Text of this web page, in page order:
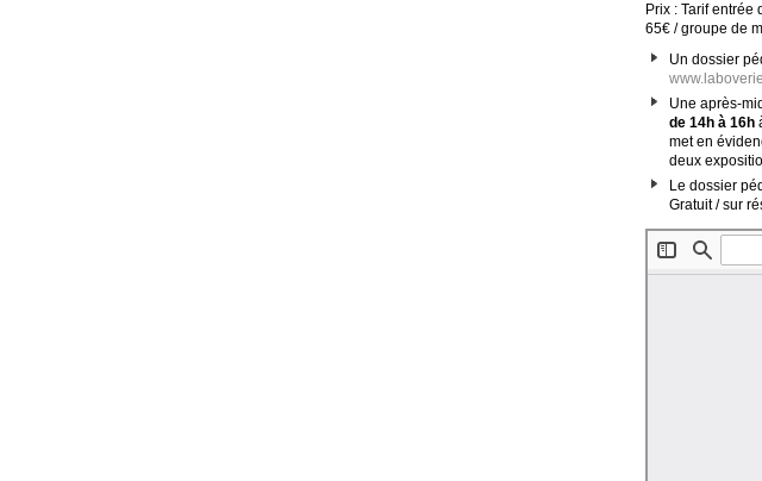
Prix : Tarif
65€ / groupe de
Un dossier
Une après-
de 14h à 16h
met en
deux
Le dossier
Gratuit / sur